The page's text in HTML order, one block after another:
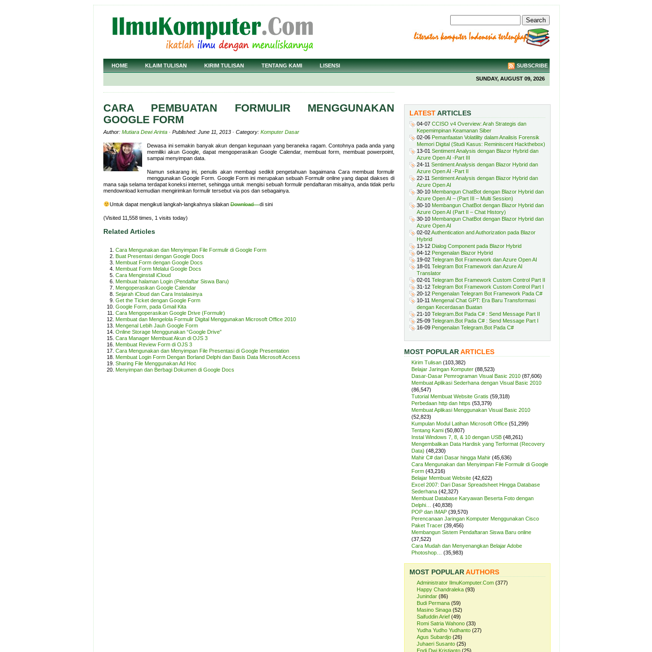
HOME KLAIM TULISAN KIRIM TULISAN TENTANG KAMI LISENSI SUBSCRIBE
SUNDAY, AUGUST 09, 2026
CARA PEMBUATAN FORMULIR MENGGUNAKAN
GOOGLE FORM
Author: Mutiara Dewi Arinta · Published: June 11, 2013 · Category: Komputer Dasar
Dewasa ini semakin banyak akun dengan kegunaan yang beraneka ragam. Contohnya pada anda yang
memiliki akun Google, dapat mengoperasikan Google Calendar, membuat form, membuat powerpoint,
sampai menyimpan data.
Namun sekarang ini, penulis akan membagi sedikit pengetahuan bagaimana Cara membuat formulir
menggunakan Google Form. Google Form ini merupakan sebuah Formulir online yang dapat diakses di
mana saja selama terdapat koneksi internet, sehingga untuk mengisi sebuah formulir pendaftaran misalnya, anda tidak perlu
mendownload kemudian mengirimkan formulir tersebut via pos dan sebagainya.
Untuk dapat mengikuti langkah-langkahnya silakanDownloaddi sini
(Visited 11,558 times, 1 visits today)
Related Articles
Cara Mengunakan dan Menyimpan File Formulir di Google Form
Buat Presentasi dengan Google Docs
Membuat Form dengan Google Docs
Membuat Form Melalui Google Docs
Cara Menginstall iCloud
Membuat halaman Login (Pendaftar Siswa Baru)
Mengoperasikan Google Calendar
Sejarah iCloud dan Cara Instalasinya
Get the Ticket dengan Google Form
Google Form, pada Gmail Kita
Cara Mengoperasikan Google Drive (Formulir)
Membuat dan Mengelola Formulir Digital Menggunakan Microsoft Office 2010
Mengenal Lebih Jauh Google Form
Online Storage Menggunakan “Google Drive”
Cara Manager Membuat Akun di OJS 3
Membuat Review Form di OJS 3
Cara Mengunakan dan Menyimpan File Presentasi di Google Presentation
Membuat Login Form Dengan Borland Delphi dan Basis Data Microsoft Access
Sharing File Menggunakan Ad Hoc
Menyimpan dan Berbagi Dokumen di Google Docs
LATESTARTICLES
04-07 CCISO v4 Overview: Arah Strategis dan
Kepemimpinan Keamanan Siber
02-06 Pemanfaatan Volatility dalam Analisis Forensik
Memori Digital (Studi Kasus: Reminiscent Hackthebox)
13-01 Sentiment Analysis dengan Blazor Hybrid dan
Azure Open AI -Part III
24-11 Sentiment Analysis dengan Blazor Hybrid dan
Azure Open AI -Part II
22-11 Sentiment Analysis dengan Blazor Hybrid dan
Azure Open AI
30-10 Membangun ChatBot dengan Blazor Hybrid dan
Azure Open AI – (Part III – Multi Session)
30-10 Membangun ChatBot dengan Blazor Hybrid dan
Azure Open AI (Part II – Chat History)
30-10 Membangun ChatBot dengan Blazor Hybrid dan
Azure Open AI
02-02Authentication and Authorization pada Blazor
Hybrid
13-12 Dialog Component pada Blazor Hybrid
04-12 Pengenalan Blazor Hybrid
19-02 Telegram Bot Framework dan Azure Open AI
18-01 Telegram Bot Framework dan Azure AI
Translator
02-01 Telegram Bot Framework Custom Control Part II
31-12 Telegram Bot Framework Custom Control Part I
20-12 Pengenalan Telegram Bot Framework Pada C#
10-11 Mengenal Chat GPT: Era Baru Transformasi
dengan Kecerdasan Buatan
21-10 Telegram.Bot Pada C# : Send Message Part II
25-09 Telegram.Bot Pada C# : Send Message Part I
16-09 Pengenalan Telegram.Bot Pada C#
MOST POPULARARTICLES
Kirim Tulisan (103,382)
Belajar Jaringan Komputer (88,523)
Dasar-Dasar Pemrograman Visual Basic 2010 (87,606)
Membuat Aplikasi Sederhana dengan Visual Basic 2010
(86,547)
Tutorial Membuat Website Gratis (59,318)
Perbedaan http dan https (53,379)
Membuat Aplikasi Menggunakan Visual Basic 2010
(52,823)
Kumpulan Modul Latihan Microsoft Office (51,299)
Tentang Kami (50,807)
Instal Windows 7, 8, & 10 dengan USB (48,261)
Mengembalikan Data Hardisk yang Terformat (Recovery
Data) (48,230)
Mahir C# dari Dasar hingga Mahir (45,636)
Cara Mengunakan dan Menyimpan File Formulir di Google
Form (43,216)
Belajar Membuat Website (42,622)
Excel 2007: Dari Dasar Spreadsheet Hingga Database
Sederhana (42,327)
Membuat Database Karyawan Beserta Foto dengan
Delphi…
(40,838)
POP dan IMAP (39,570)
Perencanaan Jaringan Komputer Menggunakan Cisco
Paket Tracer (39,456)
Membangun Sistem Pendaftaran Siswa Baru online
(37,522)
Cara Mudah dan Menyenangkan Belajar Adobe
Photoshop…
(35,983)
MOST POPULARAUTHORS
Administrator IlmuKomputer.Com (377)
Happy Chandraleka (93)
Junindar (86)
Budi Permana (59)
Masino Sinaga (52)
Saifuddin Arief (49)
Romi Satria Wahono (33)
Yudha Yudho Yudhanto (27)
Agus Subardjo (26)
Juhaeri Susanto (25)
Endi Dwi Kristianto (25)